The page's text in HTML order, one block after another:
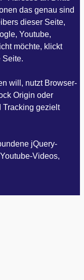
das genau sind
dieser Seite,
Youtube,
möchte, klickt
Seite.
will, nutzt Browser-
Origin oder
Tracking gezielt
jQuery-
Videos,